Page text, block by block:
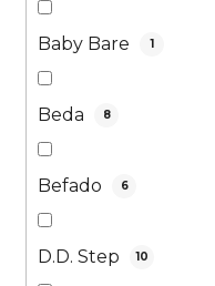
Baby Bare 1
Beda 8
Befado 6
D.D. Step 10